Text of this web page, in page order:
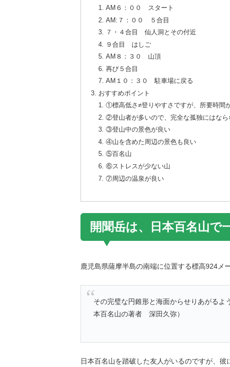
AM６：００ スタート
AM:７：００ ５合目
７・４合目 仙人洞とその付近
９合目 はしご
AM８：３０ 山頂
再び５合目
AM１０：３０ 駐車場に戻る
おすすめポイント
①標高低さ≠登りやすさですが、所要時間
②登山者が多いので、完全な孤独にはなら
③登山中の景色が良い
④山を含めた周辺の景色も良い
⑤百名山
⑥ストレスが少ない山
⑦周辺の温泉が良い
開聞岳は、日本百名山で
鹿児島県薩摩半島の南端に位置する標高924メ
その完璧な円錐形と海面からせりあがるよ
本百名山の著者 深田久弥）
日本百名山を踏破した友人がいるのですが、彼